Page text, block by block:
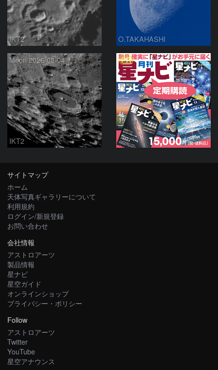
IKT2 O.TAKAHASHI
Moon 2026-08-04
IKT2
PR
サイトマップ
ホーム
天体写真ギャラリーについて
利用規約
ログイン/新規登録
お問い合わせ
会社情報
アストロアーツ
製品情報
星ナビ
星空ガイド
オンラインショップ
プライバシー・ポリシー
Follow
アストロアーツ
Twitter
YouTube
星空アナウンス